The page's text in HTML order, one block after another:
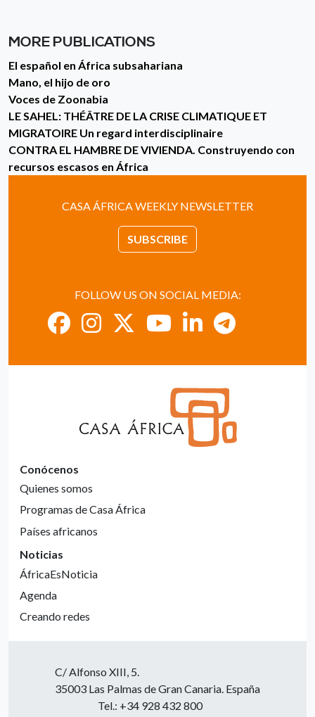
MORE PUBLICATIONS
El español en África subsahariana
Mano, el hijo de oro
Voces de Zoonabia
LE SAHEL: THÉÂTRE DE LA CRISE CLIMATIQUE ET
MIGRATOIRE Un regard interdisciplinaire
CONTRA EL HAMBRE DE VIVIENDA. Construyendo con
recursos escasos en África
CASA ÁFRICA WEEKLY NEWSLETTER
SUBSCRIBE
FOLLOW US ON SOCIAL MEDIA:
Conócenos
Quienes somos
Programas de Casa África
Países africanos
Noticias
ÁfricaEsNoticia
Agenda
Creando redes
C/ Alfonso XIII, 5.
35003 Las Palmas de Gran Canaria. España
Tel.: +34 928 432 800